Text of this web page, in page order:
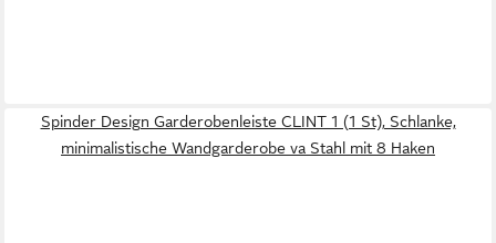
Spinder Design Garderobenleiste CLINT 1 (1 St), Schlanke,
minimalistische Wandgarderobe va Stahl mit 8 Haken